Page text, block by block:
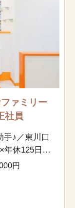
ァミリー
社員
手♪／東川口
年休125日以
仕事です！
円